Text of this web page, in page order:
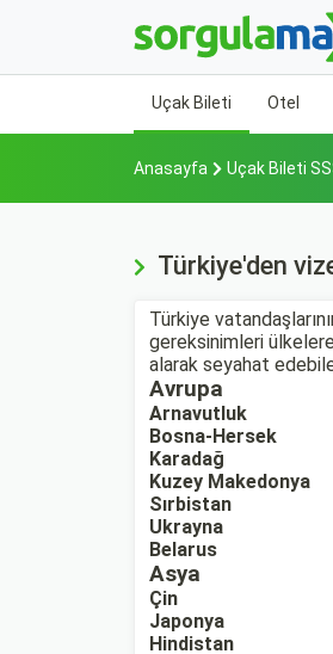
Uçak Bileti Otel
Anasayfa Uçak Bileti
Türkiye'den
Türkiye
gereksinimleri
alarak seyahat
Avrupa
Arnavutluk
Bosna-Hersek
Karadağ
Kuzey Makedonya
Sırbistan
Ukrayna
Belarus
Asya
Çin
Japonya
Hindistan